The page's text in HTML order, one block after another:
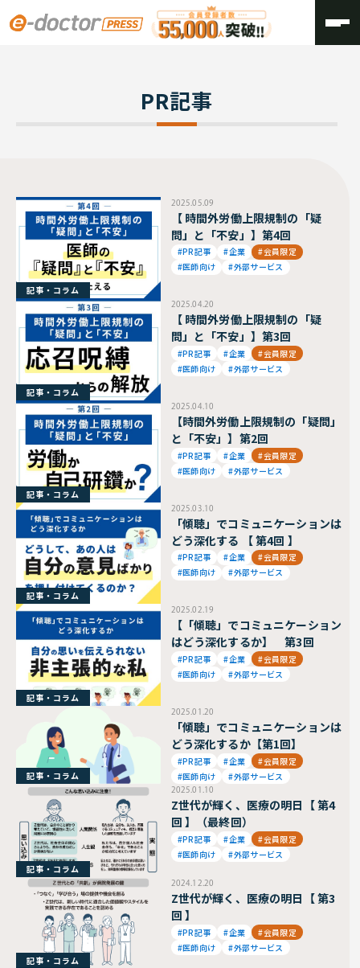
TOP
PR記事
2025.05.09
【 時間外労働上限規制の「疑
問」と「不安」】第4回
#PR記事 #企業
#会員限定
#医師向け
#外部サービス
記事・コラム
2025.04.20
【 時間外労働上限規制の「疑
問」と「不安」】第3回
#PR記事 #企業
#会員限定
#医師向け
#外部サービス
記事・コラム
2025.04.10
【時間外労働上限規制の「疑問」
と「不安」】第2回
#PR記事 #企業
#会員限定
#医師向け
#外部サービス
記事・コラム
2025.03.10
「傾聴」でコミュニケーションは
どう深化する 【 第4回 】
#PR記事 #企業
#会員限定
#医師向け
#外部サービス
記事・コラム
2025.02.19
【「傾聴」でコミュニケーション
はどう深化するか】 第3回
#PR記事 #企業
#会員限定
#医師向け
#外部サービス
記事・コラム
2025.01.20
「傾聴」でコミュニケーションは
どう深化するか【第1回】
#PR記事 #企業
#会員限定
#医師向け
#外部サービス
記事・コラム
2025.01.10
Z世代が輝く、医療の明日【 第4
回 】（最終回）
#PR記事 #企業
#会員限定
#医師向け
#外部サービス
記事・コラム
2024.12.20
Z世代が輝く、医療の明日【 第3
回 】
#PR記事 #企業
#会員限定
#医師向け
#外部サービス
記事・コラム